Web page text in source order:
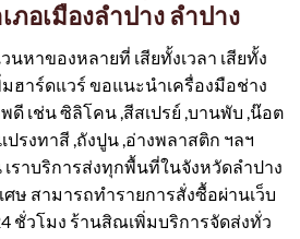
ภอเมืองลำปาง ลำปาง
หาของหลายที่ เสียทั้งเวลา เสียทั้ง
ฮาร์ดแวร์ ขอแนะนำเครื่องมือช่าง
เช่น ซิลิโคน ,สีสเปรย์ ,บานพับ ,น๊อต
ปรงทาสี ,ถังปูน ,อ่างพลาสติก ฯลฯ
ราบริการส่งทุกพื้นที่ในจังหวัดลำปาง
ศษ สามารถทำรายการสั่งซื้อผ่านเว็บ
ชั่วโมง ร้านสิณเพิ่มบริการจัดส่งทั่ว